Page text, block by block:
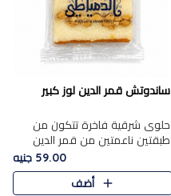
ساندوتش قمر الدين لوز كبير
حلوى شرقية فاخرة تتكون من
طبقتين ناعمتين من قمر الدين
الفاخر، تتوسطهما حشوة غنية من
اللوز المحمص لتمنح مزيجًا متوازنًا
من النعومة والقرمشة. ..
59.00 جنيه
أضف